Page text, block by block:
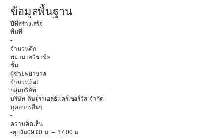
ข้อมูลพื้นฐาน
ปีที่สร้างเสร็จ
พื้นที่
-
จำนวนตึก
พยาบาลวิชาชีพ
ชั้น
ผู้ช่วยพยาบาล
จำนวนห้อง
กลุ่มบริษัท
บริษัท ดิษฐ์ราเฮลธ์แคร์เซอร์วิส จำกัด
บุคลากรอื่นๆ
-
ความคิดเห็น
-ทุกวัน09:00 น. – 17:00 น